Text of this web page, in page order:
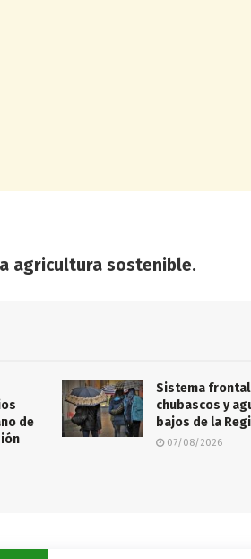
agricultura sostenible.
de
Sistema
chubascos y
bajos de la
07/08/2026